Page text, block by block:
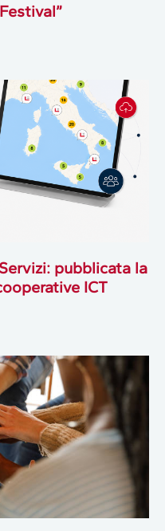
pubblicata la
ICT